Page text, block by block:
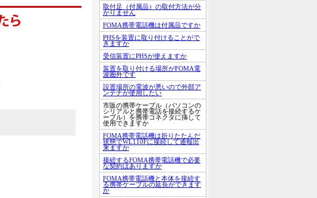
取付足（付属品）の取付方法が分
かりません
FOMA携帯電話機は付属品ですか
PHSを装置に取り付けることがで
きますか
受信装置にPHSが使えますか
装置を取り付ける場所がFOMA電
波圏外です
設置場所の電波が悪いので外部ア
ンテナが使用したい
市販の携帯ケーブル（パソコンの
シリアルと携帯電話を接続するケ
ーブル）を携帯コネクタに挿して
使用できますか
FOMA携帯電話機は折りたたんだ
状態でWL110Fに接続して通報出
来ますか
接続するFOMA携帯電話機で必要
な契約はありますか
FOMA携帯電話機と本体を接続す
る携帯ケーブルの延長ができます
か